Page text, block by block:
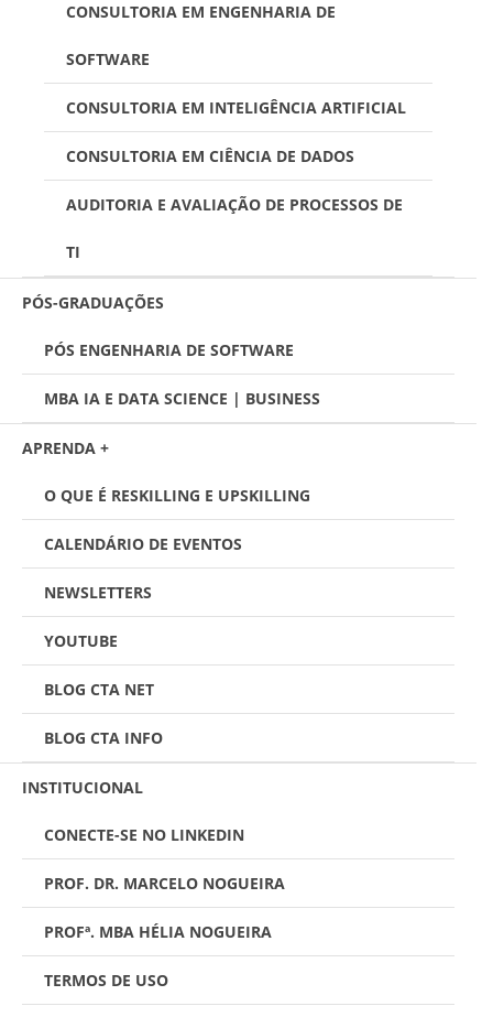
CONSULTORIA EM ENGENHARIA DE
SOFTWARE
CONSULTORIA EM INTELIGÊNCIA ARTIFICIAL
CONSULTORIA EM CIÊNCIA DE DADOS
AUDITORIA E AVALIAÇÃO DE PROCESSOS DE
TI
PÓS-GRADUAÇÕES
PÓS ENGENHARIA DE SOFTWARE
MBA IA E DATA SCIENCE | BUSINESS
APRENDA +
O QUE É RESKILLING E UPSKILLING
CALENDÁRIO DE EVENTOS
NEWSLETTERS
YOUTUBE
BLOG CTA NET
BLOG CTA INFO
INSTITUCIONAL
CONECTE-SE NO LINKEDIN
PROF. DR. MARCELO NOGUEIRA
PROFª. MBA HÉLIA NOGUEIRA
TERMOS DE USO